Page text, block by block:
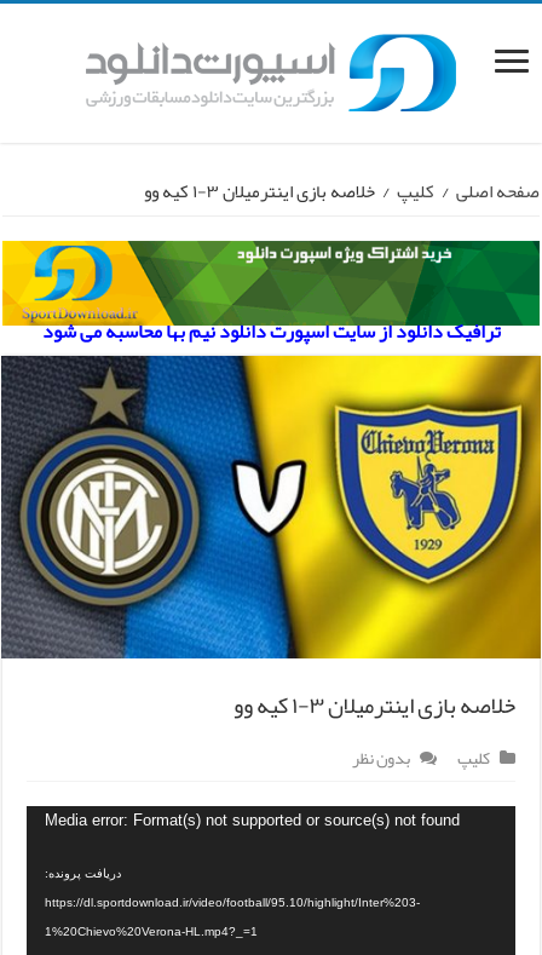
صفحه اصلی / کلیپ / خلاصه بازی اینترمیلان ۳-۱ کیه وو
ترافیک دانلود از سایت اسپورت دانلود نیم بها محاسبه می شود
خلاصه بازی اینترمیلان ۳-۱ کیه وو
کلیپ بدون نظر
Media error: Format(s) not supported or source(s) not found
دریافت پرونده:
https://dl.sportdownload.ir/video/football/95.10/highlight/Inter%203-
1%20Chievo%20Verona-HL.mp4?_=1